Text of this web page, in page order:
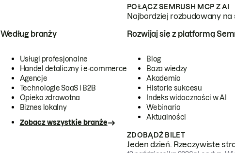
POŁĄCZ SEMRUSH MCP Z AI
Najbardziej rozbudowany
Według branży
Usługi profesjonalne
Handel detaliczny i e-commerce
Agencje
Technologie SaaS i B2B
Opieka zdrowotna
Biznes lokalny
Zobacz wszystkie branże
Rozwijaj się z platformą
Blog
Baza wiedzy
Akademia
Historie sukcesu
Indeks widoczności w AI
Webinaria
Aktualności
ZDOBĄDŹ BILET
Jeden dzień. Rzeczywiste